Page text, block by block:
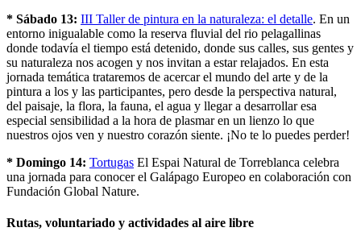
* Sábado 13: III Taller de pintura en la naturaleza: el detalle. En un
entorno inigualable como la reserva fluvial del rio pelagallinas
donde todavía el tiempo está detenido, donde sus calles, sus gentes y
su naturaleza nos acogen y nos invitan a estar relajados. En esta
jornada temática trataremos de acercar el mundo del arte y de la
pintura a los y las participantes, pero desde la perspectiva natural,
del paisaje, la flora, la fauna, el agua y llegar a desarrollar esa
especial sensibilidad a la hora de plasmar en un lienzo lo que
nuestros ojos ven y nuestro corazón siente. ¡No te lo puedes perder!
* Domingo 14: Tortugas El Espai Natural de Torreblanca celebra
una jornada para conocer el Galápago Europeo en colaboración con
Fundación Global Nature.
Rutas, voluntariado y actividades al aire libre